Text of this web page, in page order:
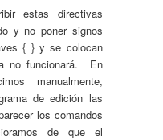
estas directivas
y no poner signos
{ } y se colocan
no funcionará. En
manualmente,
de edición las
los comandos
de que el